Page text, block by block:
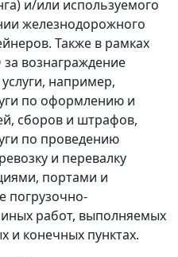
и/или используемого
железнодорожного
Также в рамках
вознаграждение
например,
по оформлению и
сборов и штрафов,
по проведению
и перевалку
портами и
погрузочно-
иных работ, выполняемых
и конечных пунктах.